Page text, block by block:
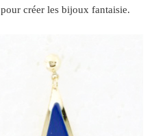
créer les bijoux fantaisie.